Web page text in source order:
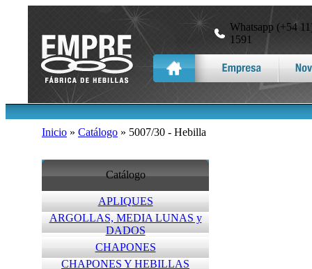
Whatsapp (+54
1591
Inicio » Catálogo » 5007/30 - Hebilla
Catálogo
APLIQUES
ARGOLLAS, MEDIA LUNAS y
DADOS
CHAPONES
CHAPONES Y HEBILLAS